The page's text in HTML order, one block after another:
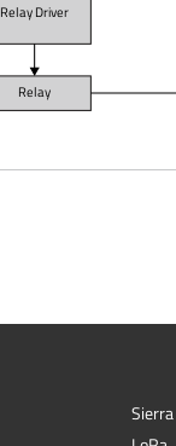
Relay
Relay Driver